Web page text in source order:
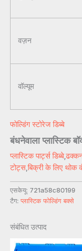
वज़न
वॉल्यूम
फोल्डिंग स्टोरेज डिब्बे
बंधनेवाला
प्लास्टिक पार्ट्स डिब्बे,
टोट्स,बिक्री के लिए थोक
एसकेयू: 721a58c80199
टैग: प्लास्टिक फोल्डिंग बक्से
संबंधित उत्पाद